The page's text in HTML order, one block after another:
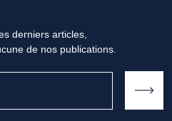
derniers articles,
de nos publications.